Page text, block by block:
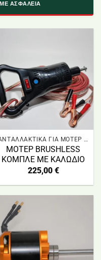
ΜΕ ΑΣΦΑΛΕΙΑ
ΑΝΤΑΛΛΑΚΤΙΚΑ ΓΙΑ ΜΟΤΕΡ BRUSHLESS
ΜΟΤΕΡ BRUSHLESS
ΚΟΜΠΛΕ ΜΕ ΚΑΛΩΔΙΟ
225,00 €